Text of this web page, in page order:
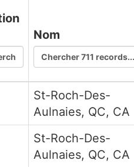
Nom
St-Roch-Des-
Aulnaies, QC, CA
St-Roch-Des-
Aulnaies, QC, CA